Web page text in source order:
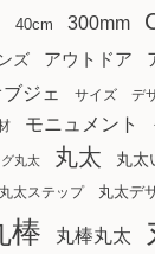
40cm 300mm
ズ アウトドア
ブジェ サイズ デ
モニュメント
丸太 丸太 丸太
丸太ステップ 丸太デ
棒 丸棒丸太